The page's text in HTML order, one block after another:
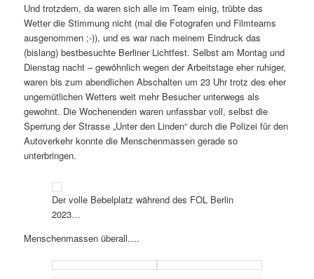
Und trotzdem, da waren sich alle im Team einig, trübte das
Wetter die Stimmung nicht (mal die Fotografen und Filmteams
ausgenommen ;-)), und es war nach meinem Eindruck das
(bislang) bestbesuchte Berliner Lichtfest. Selbst am Montag und
Dienstag nacht – gewöhnlich wegen der Arbeitstage eher ruhiger,
waren bis zum abendlichen Abschalten um 23 Uhr trotz des eher
ungemütlichen Wetters weit mehr Besucher unterwegs als
gewohnt. Die Wochenenden waren unfassbar voll, selbst die
Sperrung der Strasse „Unter den Linden“ durch die Polizei für den
Autoverkehr konnte die Menschenmassen gerade so
unterbringen.
Der volle Bebelplatz während des FOL Berlin
2023…
Menschenmassen überall….